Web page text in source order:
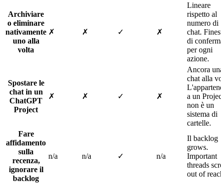
Archiviare
o eliminare
nativamente
uno alla
volta
✗ ✗ ✓ ✗
Lineare
rispetto al
numero di
chat.
di
per ogni
azione.
Spostare le
chat in un
ChatGPT
Project
✗ ✗ ✓ ✗
Ancora
chat alla
a un
non è un
sistema di
cartelle.
Fare
affidamento
sulla
recenza,
ignorare il
backlog
n/a n/a ✓ n/a
Il backlog
grows.
Important
threads
out of